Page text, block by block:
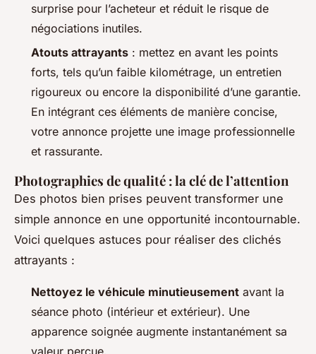
surprise pour l’acheteur et réduit le risque de
négociations inutiles.
Atouts attrayants : mettez en avant les points
forts, tels qu’un faible kilométrage, un entretien
rigoureux ou encore la disponibilité d’une garantie.
En intégrant ces éléments de manière concise,
votre annonce projette une image professionnelle
et rassurante.
Photographies de qualité : la clé de l’attention
Des photos bien prises peuvent transformer une
simple annonce en une opportunité incontournable.
Voici quelques astuces pour réaliser des clichés
attrayants :
Nettoyez le véhicule minutieusement avant la
séance photo (intérieur et extérieur). Une
apparence soignée augmente instantanément sa